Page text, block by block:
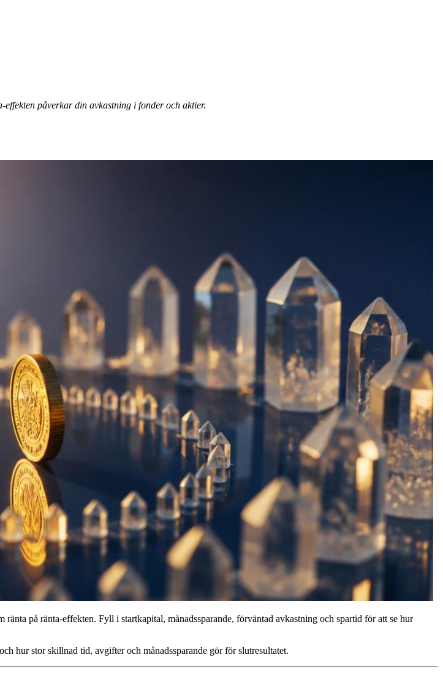
påverkar din avkastning i fonder och aktier.
på ränta-effekten. Fyll i startkapital, månadssparande, förväntad avkastning och spartid för att se hur
hur stor skillnad tid, avgifter och månadssparande gör för slutresultatet.